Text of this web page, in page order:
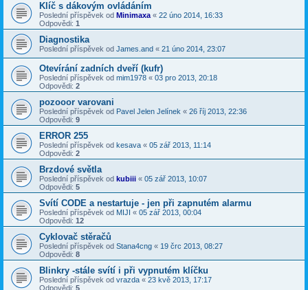
Klíč s dákovým ovládáním
Poslední příspěvek od Minimaxa« 22 úno 2014, 16:33
Odpovědi: 1
Diagnostika
Poslední příspěvek od James.and « 21 úno 2014, 23:07
Otevírání zadních dveří (kufr)
Poslední příspěvek od mim1978 « 03 pro 2013, 20:18
Odpovědi: 2
pozooor varovani
Poslední příspěvek od Pavel Jelen Jelínek « 26 říj 2013, 22:36
Odpovědi: 9
ERROR 255
Poslední příspěvek od kesava « 05 zář 2013, 11:14
Odpovědi: 2
Brzdové světla
Poslední příspěvek od kubiii « 05 zář 2013, 10:07
Odpovědi: 5
Svítí CODE a nestartuje - jen při zapnutém alarmu
Poslední příspěvek od MIJI « 05 zář 2013, 00:04
Odpovědi: 12
Cyklovač stěračů
Poslední příspěvek od Stana4cng « 19 črc 2013, 08:27
Odpovědi: 8
Blinkry -stále svítí i při vypnutém klíčku
Poslední příspěvek od vrazda « 23 kvě 2013, 17:17
Odpovědi: 5